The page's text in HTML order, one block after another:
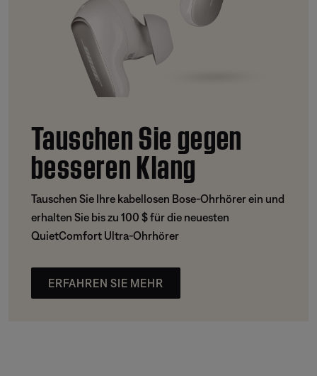
Tauschen Sie gegen
besseren Klang
Tauschen Sie Ihre kabellosen Bose-Ohrhörer ein und
erhalten Sie bis zu 100 $ für die neuesten
QuietComfort Ultra-Ohrhörer
ERFAHREN SIE MEHR